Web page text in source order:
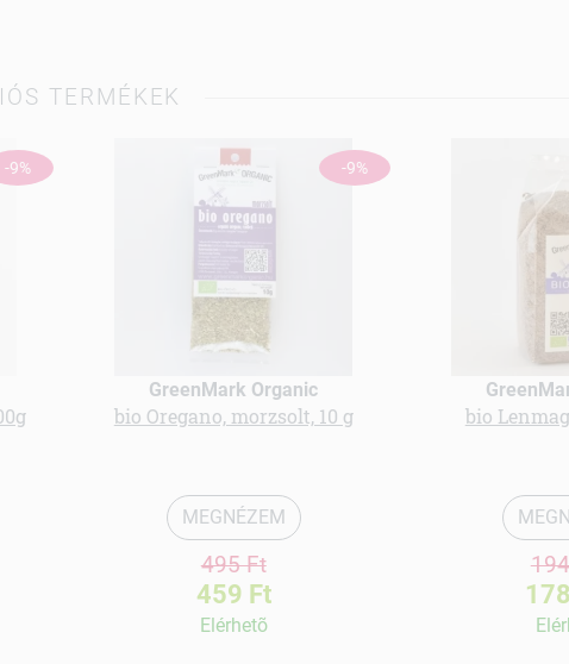
TERMÉKEK
-9% -9%
GreenMark Organic
bio Oregano, morzsolt, 10 g
MEGNÉZEM
495 Ft
459 Ft
Elérhetõ
bio